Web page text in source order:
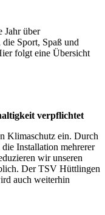
Jahr über
Sport, Spaß und
folgt eine Übersicht
verpflichtet
Klimaschutz ein. Durch
Installation mehrerer
wir unseren
Der TSV Hüttlingen
auch weiterhin